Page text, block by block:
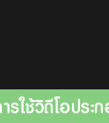
ารใช้วิดีโอปร